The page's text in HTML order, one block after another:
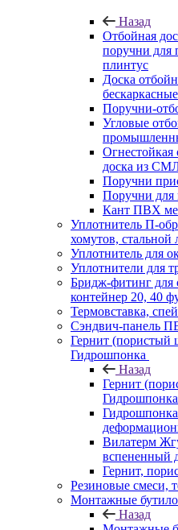
Назад
Отбойная
поручни
плинтус
Доска
бескаркасные
Поручни-
Угловые
Огнестойкая
доска из
Поручни
Поручни
Кант ПВХ
Уплотнитель П-
хомутов, стальной
Уплотнитель для
Уплотнители для
Бридж-фитинг для
контейнер 20, 40
Термовставка,
Сэндвич-панель
Гернит
Гидрошпонка
Назад
Гернит
Гидрошпонка
Гидрошпонка
Вилатерм
вспененный
Гернит,
Резиновые смеси,
Монтажные
Назад